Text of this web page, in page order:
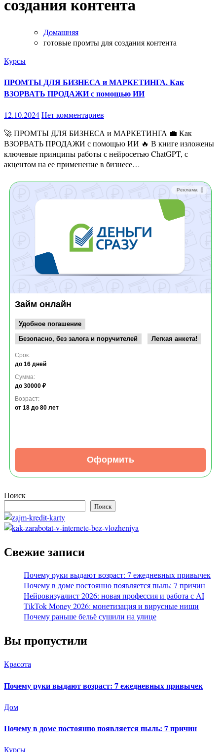
Домашняя
готовые промты для создания контента
Курсы
ПРОМТЫ ДЛЯ БИЗНЕСА и МАРКЕТИНГА. Как
ВЗОРВАТЬ ПРОДАЖИ с помощью ИИ
12.10.2024Нет комментариев
🚀 ПРОМТЫ ДЛЯ БИЗНЕСА и МАРКЕТИНГА 💼 Как
ВЗОРВАТЬ ПРОДАЖИ с помощью ИИ 🔥 В книге изложены
ключевые принципы работы с нейросетью ChatGPT, с
акцентом на ее применение в бизнесе…
Реклама
Займ онлайн
Удобное погашение
Безопасно, без залога и поручителей
Легкая анкета!
Срок:
до 16 дней
Сумма:
до 30000 ₽
Возраст:
от 18 до 80 лет
Оформить
Поиск
Поиск
Свежие записи
Почему руки выдают возраст: 7 ежедневных привычек
Почему в доме постоянно появляется пыль: 7 причин
Нейровизуалист 2026: новая профессия и работа с AI
TikTok Money 2026: монетизация и вирусные ниши
Почему раньше бельё сушили на улице
Вы пропустили
Красота
Почему руки выдают возраст: 7 ежедневных привычек
Дом
Почему в доме постоянно появляется пыль: 7 причин
Курсы